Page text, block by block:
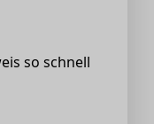
so schnell